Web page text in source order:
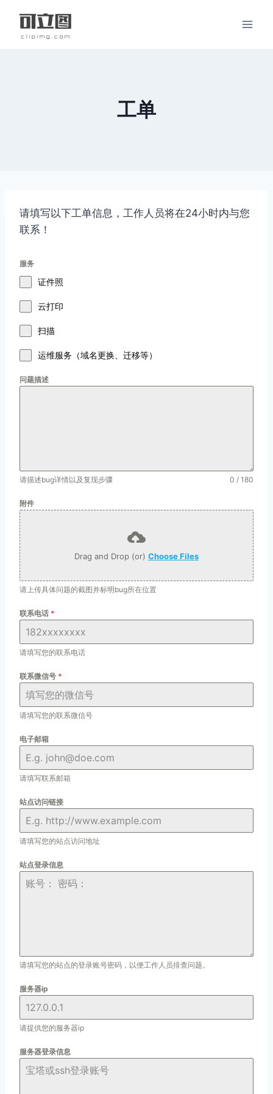
工单
请填写以下工单信息，工作人员将在24小时内与您
联系！
服务
证件照
云打印
扫描
运维服务（域名更换、迁移等）
问题描述
请描述bug详情以及复现步骤 0 / 180
附件
Drag and Drop (or) Choose Files
请上传具体问题的截图并标明bug所在位置
联系电话 *
请填写您的联系电话
联系微信号 *
请填写您的联系微信号
电子邮箱
请填写联系邮箱
站点访问链接
请填写您的站点访问地址
站点登录信息
请填写您的站点的登录账号密码，以便工作人员排查问题。
服务器ip
请提供您的服务器ip
服务器登录信息